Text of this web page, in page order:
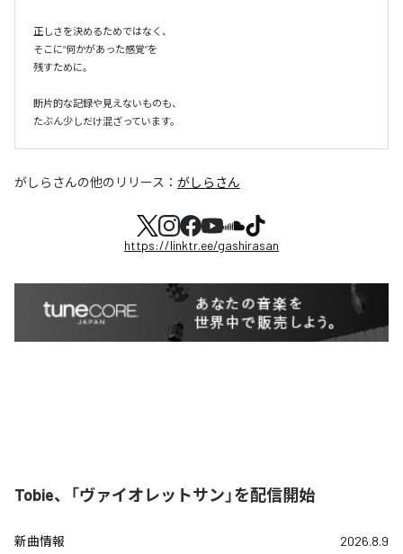
正しさを決めるためではなく、
そこに“何かがあった感覚”を
残すために。
断片的な記録や見えないものも、
たぶん少しだけ混ざっています。
がしらさんの他のリリース： がしらさん
https://linktr.ee/gashirasan
Tobie、「ヴァイオレットサン」を配信開始
新曲情報 2026.8.9